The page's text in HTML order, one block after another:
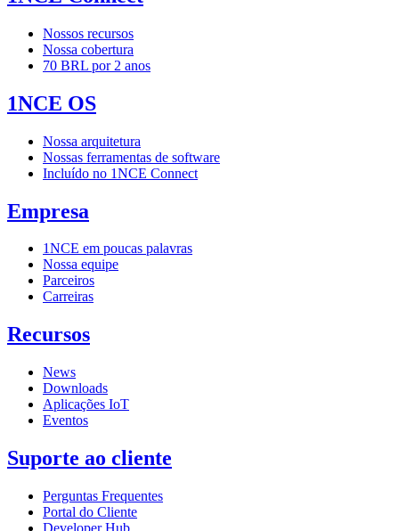
Nossos recursos
Nossa cobertura
70 BRL por 2 anos
1NCE OS
Nossa arquitetura
Nossas ferramentas de software
Incluído no 1NCE Connect
Empresa
1NCE em poucas palavras
Nossa equipe
Parceiros
Carreiras
Recursos
News
Downloads
Aplicações IoT
Eventos
Suporte ao cliente
Perguntas Frequentes
Portal do Cliente
Developer Hub